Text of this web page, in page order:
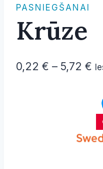
PASNIEGŠANAI
Krūze
0,22 € – 5,72 €